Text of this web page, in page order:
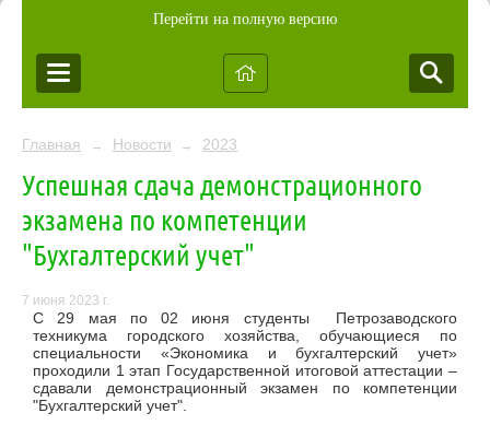
Перейти на полную версию
Главная → Новости → 2023
Успешная сдача демонстрационного
экзамена по компетенции
"Бухгалтерский учет"
7 июня 2023 г.
С 29 мая по 02 июня студенты Петрозаводского
техникума городского хозяйства, обучающиеся по
специальности «Экономика и бухгалтерский учет»
проходили 1 этап Государственной итоговой аттестации –
сдавали демонстрационный экзамен по компетенции
"Бухгалтерский учет".